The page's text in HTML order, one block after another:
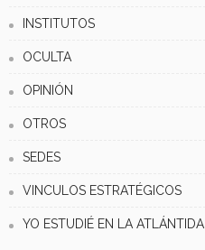
INSTITUTOS
OCULTA
OPINIÓN
OTROS
SEDES
VINCULOS ESTRATÉGICOS
YO ESTUDIÉ EN LA ATLÁNTIDA